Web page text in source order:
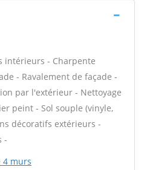
intérieurs - Charpente
- Ravalement de façade -
par l'extérieur - Nettoyage
peint - Sol souple (vinyle,
décoratifs extérieurs -
-
4 murs